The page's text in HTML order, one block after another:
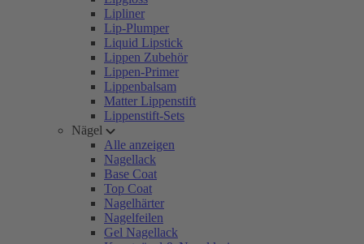
Lipliner
Lip-Plumper
Liquid Lipstick
Lippen Zubehör
Lippen-Primer
Lippenbalsam
Matter Lippenstift
Lippenstift-Sets
Nägel
Alle anzeigen
Nagellack
Base Coat
Top Coat
Nagelhärter
Nagelfeilen
Gel Nagellack